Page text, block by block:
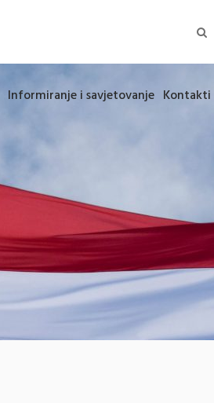
Informiranje i savjetovanje Kontakti